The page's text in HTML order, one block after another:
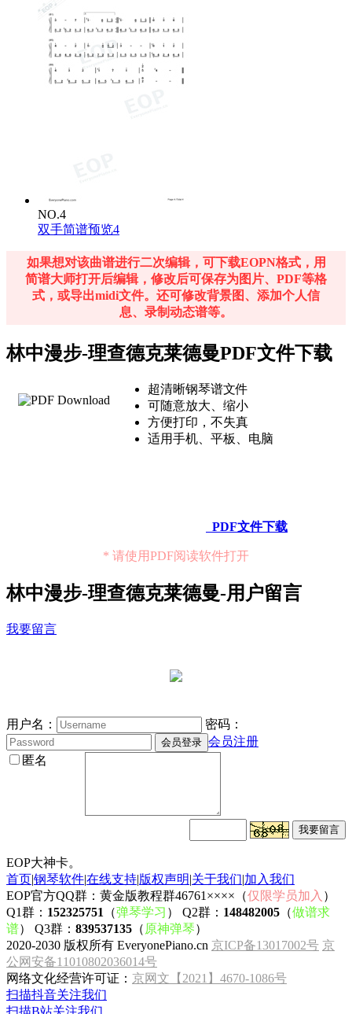
NO.4
双手简谱预览4
如果想对该曲谱进行二次编辑，可下载EOPN格式，用
简谱大师打开后编辑，修改后可保存为图片、PDF等格
式，或导出midi文件。还可修改背景图、添加个人信
息、录制动态谱等。
林中漫步-理查德克莱德曼PDF文件下载
超清晰钢琴谱文件
可随意放大、缩小
方便打印，不失真
适用手机、平板、电脑
PDF文件下载
* 请使用PDF阅读软件打开
林中漫步-理查德克莱德曼-用户留言
我要留言
用户名：
密码：
会员注册
匿名
EOP大神卡。
首页|钢琴软件|在线支持|版权声明|关于我们|加入我们
EOP官方QQ群：黄金版教程群46761××××（仅限学员加入 ）
Q1群： 152325751 （弹琴学习 ） Q2群： 148482005 （做谱求
谱） Q3群： 839537135 （ 原神弹琴）
2020-2030 版权所有 EveryonePiano.cn 京ICP备13017002号 京
公网安备11010802036014号
网络文化经营许可证： 京网文【2021】4670-1086号
扫描抖音关注我们
扫描B站关注我们